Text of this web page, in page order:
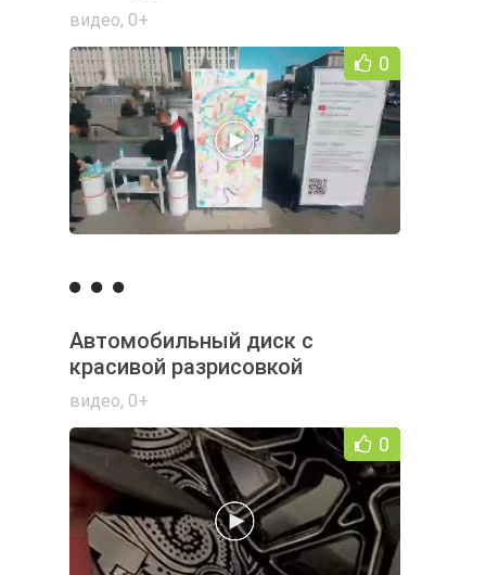
видео, 0+
0
Автомобильный диск с
красивой разрисовкой
видео, 0+
0